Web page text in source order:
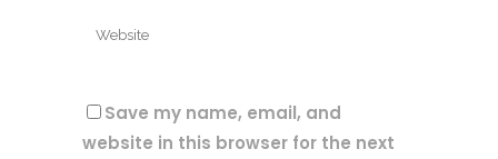
Save my name, email, and
website in this browser for the next